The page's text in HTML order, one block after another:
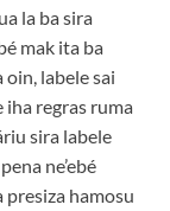
la ba sira
mak ita ba
labele sai
iha regras ruma
sira labele
ne’ebé
presiza hamosu